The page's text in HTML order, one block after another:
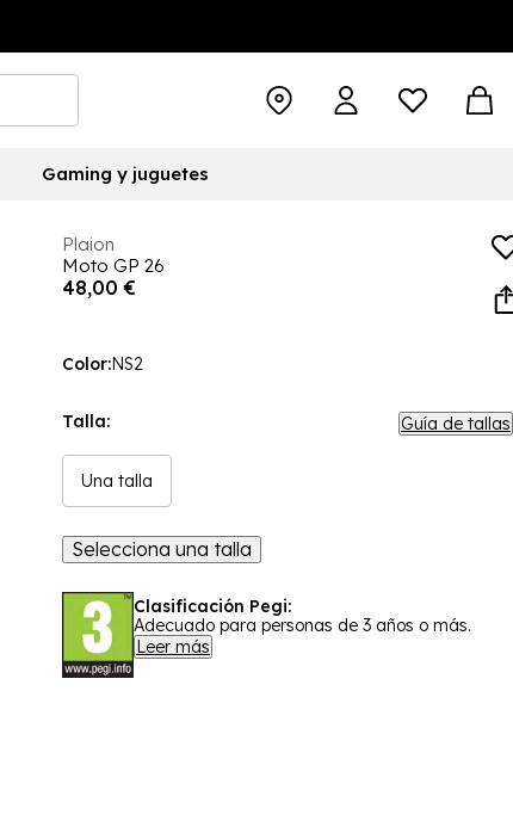
Gaming y juguetes
Plaion
Moto GP 26
48,00 €
Color:NS2
Talla: Guía de tallas
Una talla
Selecciona una talla
Clasificación Pegi:
Adecuado para personas de 3 años o más.
Leer más